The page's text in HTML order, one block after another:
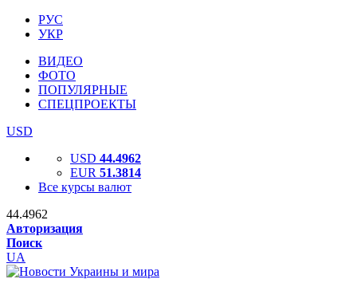
РУС
УКР
ВИДЕО
ФОТО
ПОПУЛЯРНЫЕ
СПЕЦПРОЕКТЫ
USD
USD 44.4962
EUR 51.3814
Все курсы валют
44.4962
Авторизация
Поиск
UA